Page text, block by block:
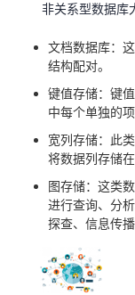
验
收
议
非关系型数据库大
文档数据库：
结构配对。
键值存储：键
中每个单独的
宽列存储：此
将数据列存储
图存储：这类
进行查询、分
探查、信息传